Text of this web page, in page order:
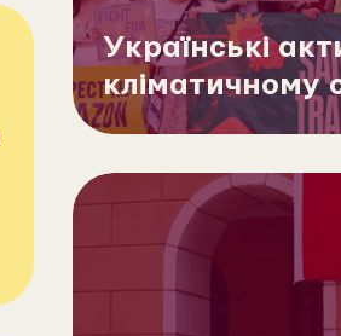
Українські
кліматичному